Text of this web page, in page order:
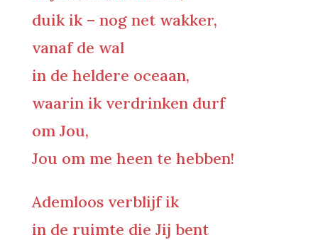
duik ik – nog net wakker,
vanaf de wal
in de heldere oceaan,
waarin ik verdrinken durf
om Jou,
Jou om me heen te hebben!
Ademloos verblijf ik
in de ruimte die Jij bent